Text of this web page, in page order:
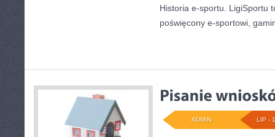
Historia e-sportu. LigiSportu
poświęcony e-sportowi,
LIP -
ADMIN